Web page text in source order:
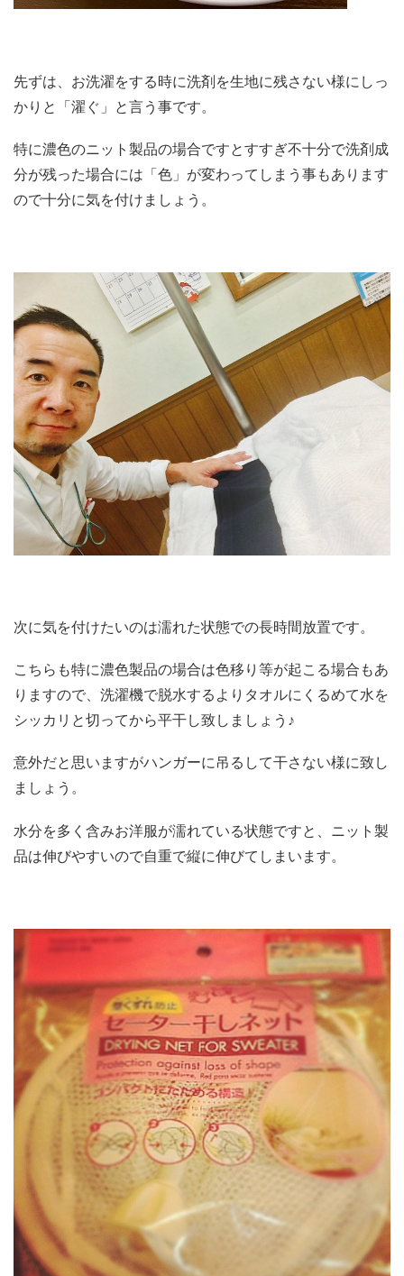
先ずは、お洗濯をする時に洗剤を生地に残さない様にしっ
かりと「濯ぐ」と言う事です。
特に濃色のニット製品の場合ですとすすぎ不十分で洗剤成
分が残った場合には「色」が変わってしまう事もあります
ので十分に気を付けましょう。
次に気を付けたいのは濡れた状態での長時間放置です。
こちらも特に濃色製品の場合は色移り等が起こる場合もあ
りますので、洗濯機で脱水するよりタオルにくるめて水を
シッカリと切ってから平干し致しましょう♪
意外だと思いますがハンガーに吊るして干さない様に致し
ましょう。
水分を多く含みお洋服が濡れている状態ですと、ニット製
品は伸びやすいので自重で縦に伸びてしまいます。